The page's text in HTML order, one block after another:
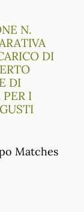
N.
DI
DI
I
Matches